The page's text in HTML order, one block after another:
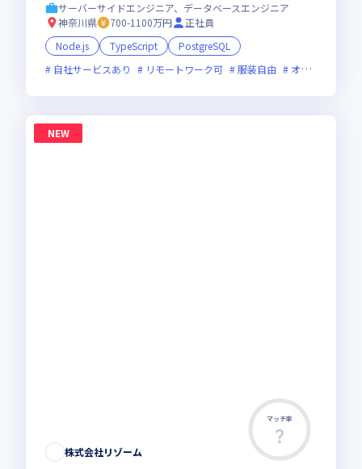
サーバーサイドエンジニア、データベースエンジニア
神奈川県
700-1100万円
正社員
Node.js
TypeScript
PostgreSQL
自社サービスあり
リモートワーク可 服装自由 オンライン選考可
NEW
マッチ率
株式会社リゾーム